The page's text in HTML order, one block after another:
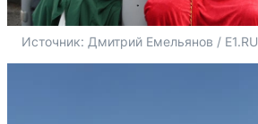
Источник: Дмитрий Емельянов / E1.RU